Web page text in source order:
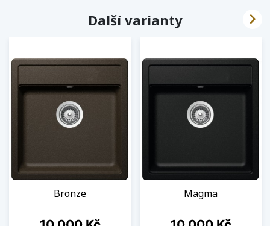
Další varianty
Bronze
Cena
Magma
Cena
